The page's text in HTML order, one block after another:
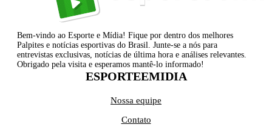
Bem-vindo ao Esporte e Mídia! Fique por dentro dos melhores
Palpites e notícias esportivas do Brasil. Junte-se a nós para
entrevistas exclusivas, notícias de última hora e análises relevantes.
Obrigado pela visita e esperamos mantê-lo informado!
ESPORTEEMIDIA
Nossa equipe
Contato